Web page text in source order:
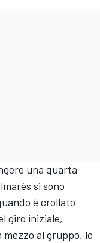
una quarta
si sono
è crollato
giro iniziale,
al gruppo, lo